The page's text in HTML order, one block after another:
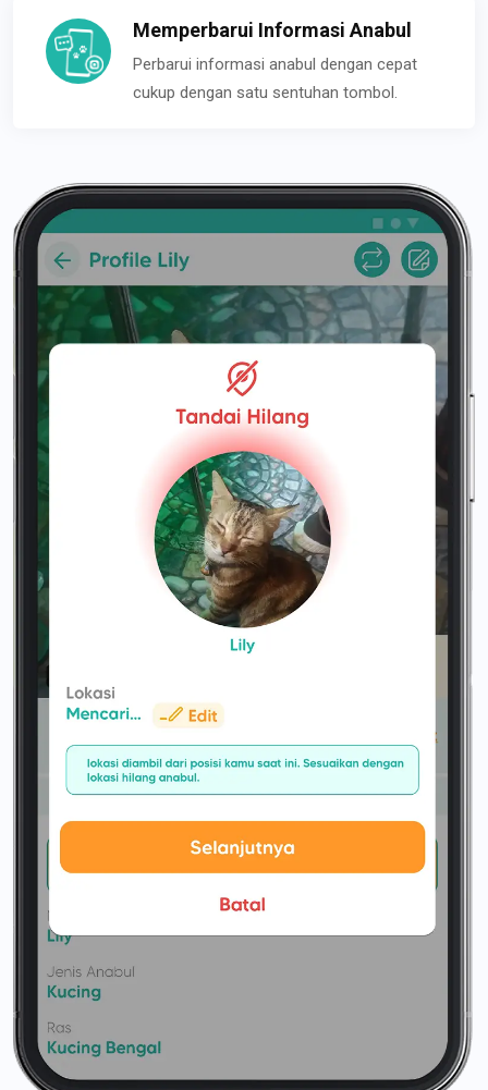
Memperbarui Informasi Anabul
Perbarui informasi anabul dengan cepat
cukup dengan satu sentuhan tombol.